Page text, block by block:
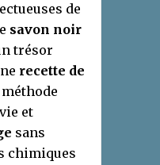
de
savon noir
trésor
recette de
et
sans
chimiques